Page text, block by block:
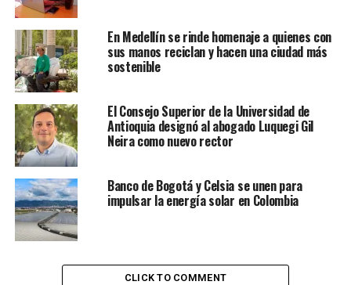
En Medellín se rinde homenaje a quienes con
sus manos reciclan y hacen una ciudad más
sostenible
El Consejo Superior de la Universidad de
Antioquia designó al abogado Luquegi Gil
Neira como nuevo rector
Banco de Bogotá y Celsia se unen para
impulsar la energía solar en Colombia
CLICK TO COMMENT